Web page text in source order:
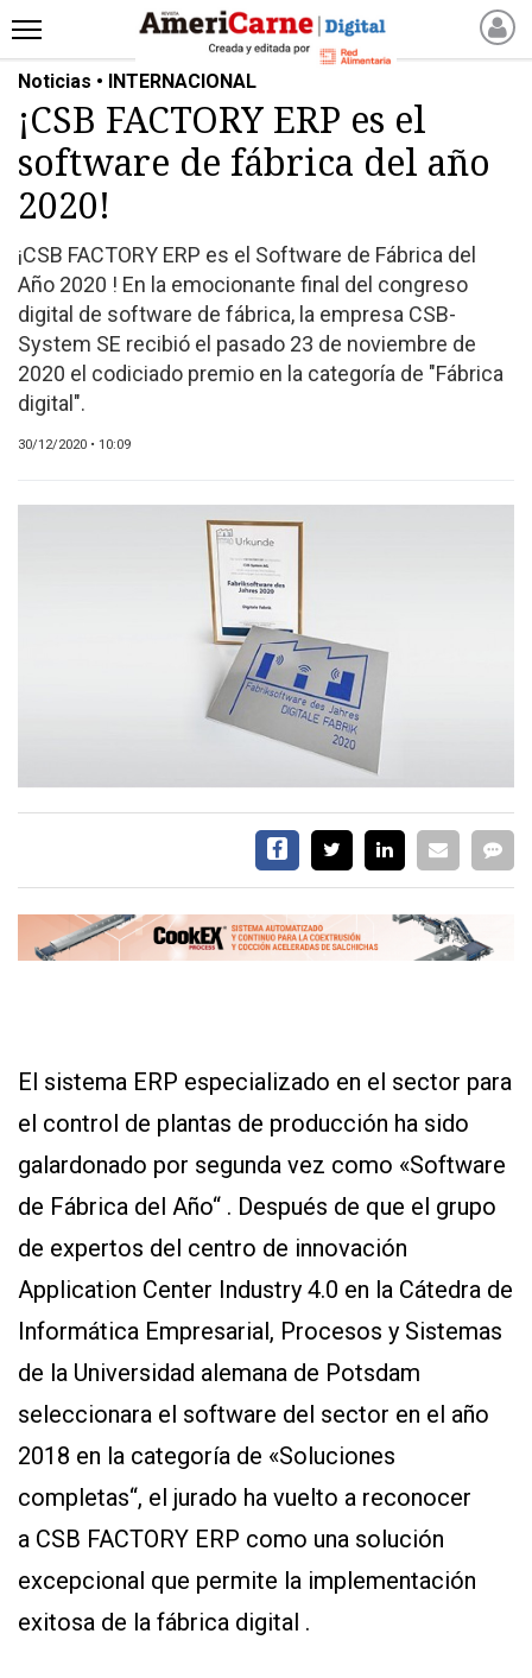
INICIO
NOTICIAS RECIENTES
NOTICIAS
ARTICULOS
PROCESO
PRODUCTO
NUEVOS PRODUCTOS
MARKETPLACE
REVISTAS
REVISTAS
DE CARNE VACUNA
TEMAS DESTACADOS
CONCURSO
CONTÁCTENOS
AYUDA
TÉRMINOS
CONDICIONES
POLÍTICAS
DE
PRIVACIDAD
DEL
SITIO
QUIENES
Noticias • INTERNACIONAL
¡CSB FACTORY ERP es el
software de fábrica del año
2020!
¡CSB FACTORY ERP es el Software de Fábrica del
Año 2020 ! En la emocionante final del congreso
digital de software de fábrica, la empresa CSB-
System SE recibió el pasado 23 de noviembre de
2020 el codiciado premio en la categoría de "Fábrica
digital".
30/12/2020 • 10:09
El sistema ERP especializado en el sector para
el control de plantas de producción ha sido
galardonado por segunda vez como «Software
de Fábrica del Año“ . Después de que el grupo
de expertos del centro de innovación
Application Center Industry 4.0 en la Cátedra de
Informática Empresarial, Procesos y Sistemas
de la Universidad alemana de Potsdam
seleccionara el software del sector en el año
2018 en la categoría de «Soluciones
completas“, el jurado ha vuelto a reconocer
a CSB FACTORY ERP como una solución
excepcional que permite la implementación
exitosa de la fábrica digital .